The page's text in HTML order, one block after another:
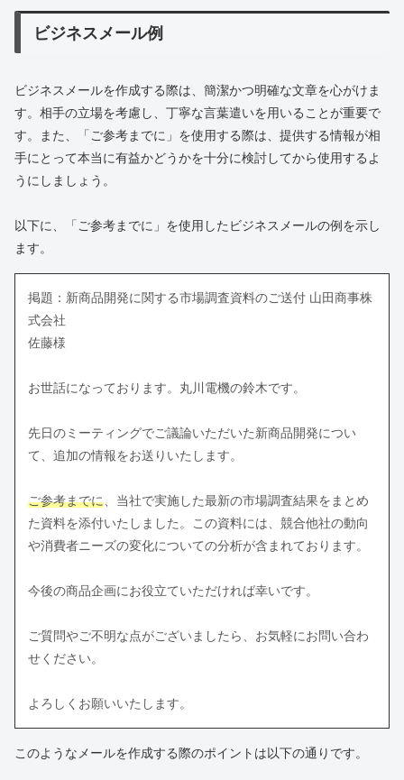
ビジネスメール例
ビジネスメールを作成する際は、簡潔かつ明確な文章を心がけま
す。相手の立場を考慮し、丁寧な言葉遣いを用いることが重要で
す。また、「ご参考までに」を使用する際は、提供する情報が相
手にとって本当に有益かどうかを十分に検討してから使用するよ
うにしましょう。
以下に、「ご参考までに」を使用したビジネスメールの例を示し
ます。
掲題：新商品開発に関する市場調査資料のご送付 山田商事株
式会社
佐藤様
お世話になっております。丸川電機の鈴木です。
先日のミーティングでご議論いただいた新商品開発につい
て、追加の情報をお送りいたします。
ご参考までに、当社で実施した最新の市場調査結果をまとめ
た資料を添付いたしました。この資料には、競合他社の動向
や消費者ニーズの変化についての分析が含まれております。
今後の商品企画にお役立ていただければ幸いです。
ご質問やご不明な点がございましたら、お気軽にお問い合わ
せください。
よろしくお願いいたします。
このようなメールを作成する際のポイントは以下の通りです。